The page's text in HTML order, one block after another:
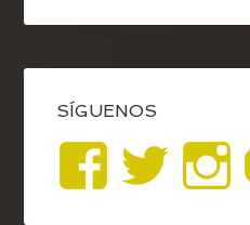
SÍGUENOS
VerVer